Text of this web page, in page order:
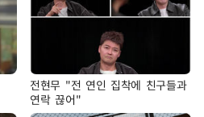
전현무 "전 연인 집착에 친구들과
연락 끊어"